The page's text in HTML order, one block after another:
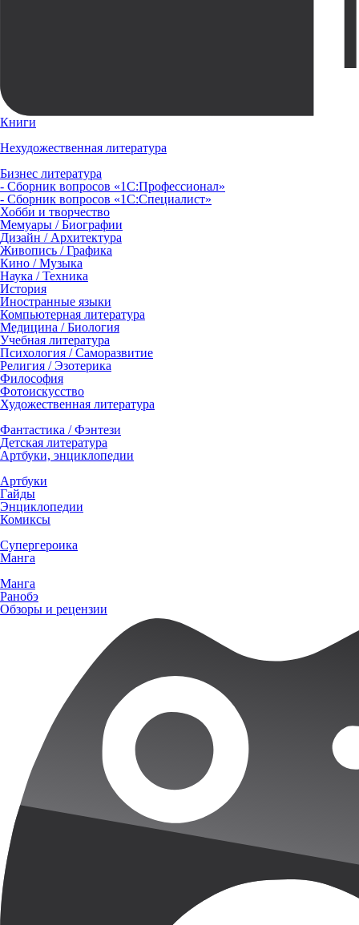
Книги
Нехудожественная литература
Бизнес литература
- Сборник вопросов «1С:Профессионал»
- Сборник вопросов «1С:Специалист»
Хобби и творчество
Мемуары / Биографии
Дизайн / Архитектура
Живопись / Графика
Кино / Музыка
Наука / Техника
История
Иностранные языки
Компьютерная литература
Медицина / Биология
Учебная литература
Психология / Саморазвитие
Религия / Эзотерика
Философия
Фотоискусство
Художественная литература
Фантастика / Фэнтези
Детская литература
Артбуки, энциклопедии
Артбуки
Гайды
Энциклопедии
Комиксы
Супергероика
Манга
Манга
Ранобэ
Обзоры и рецензии